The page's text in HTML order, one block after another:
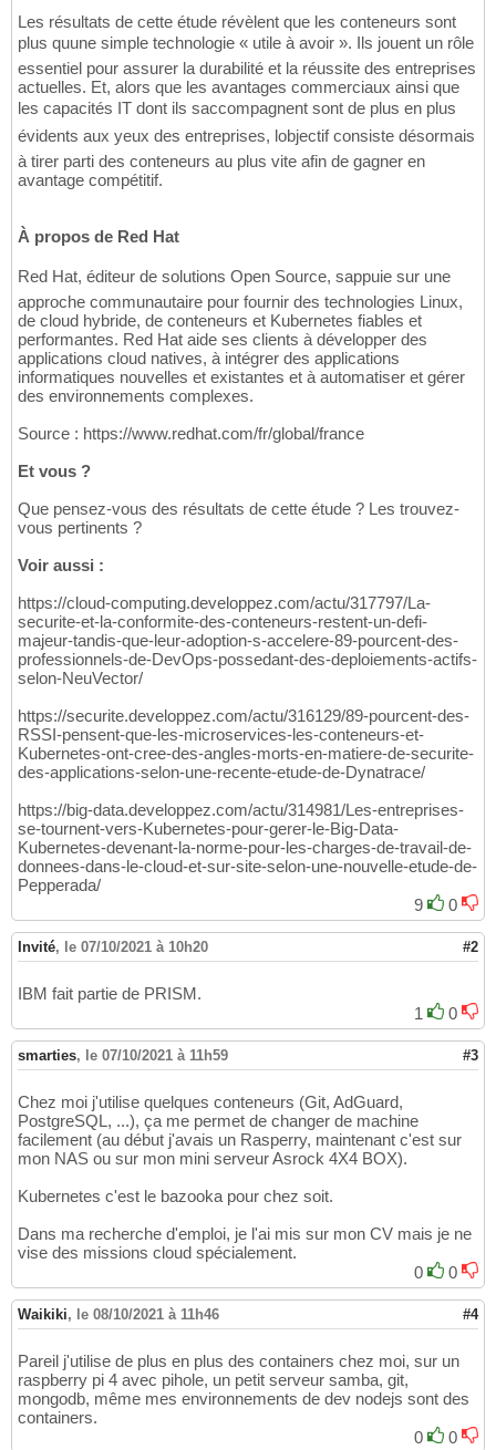
Les résultats de cette étude révèlent que les conteneurs sont
plus quune simple technologie « utile à avoir ». Ils jouent un rôle
essentiel pour assurer la durabilité et la réussite des entreprises
actuelles. Et, alors que les avantages commerciaux ainsi que
les capacités IT dont ils saccompagnent sont de plus en plus
évidents aux yeux des entreprises, lobjectif consiste désormais
à tirer parti des conteneurs au plus vite afin de gagner en
avantage compétitif.
À propos de Red Hat
Red Hat, éditeur de solutions Open Source, sappuie sur une
approche communautaire pour fournir des technologies Linux,
de cloud hybride, de conteneurs et Kubernetes fiables et
performantes. Red Hat aide ses clients à développer des
applications cloud natives, à intégrer des applications
informatiques nouvelles et existantes et à automatiser et gérer
des environnements complexes.
Source : https://www.redhat.com/fr/global/france
Et vous ?
Que pensez-vous des résultats de cette étude ? Les trouvez-
vous pertinents ?
Voir aussi :
https://cloud-computing.developpez.com/actu/317797/La-
securite-et-la-conformite-des-conteneurs-restent-un-defi-
majeur-tandis-que-leur-adoption-s-accelere-89-pourcent-des-
professionnels-de-DevOps-possedant-des-deploiements-actifs-
selon-NeuVector/
https://securite.developpez.com/actu/316129/89-pourcent-des-
RSSI-pensent-que-les-microservices-les-conteneurs-et-
Kubernetes-ont-cree-des-angles-morts-en-matiere-de-securite-
des-applications-selon-une-recente-etude-de-Dynatrace/
https://big-data.developpez.com/actu/314981/Les-entreprises-
se-tournent-vers-Kubernetes-pour-gerer-le-Big-Data-
Kubernetes-devenant-la-norme-pour-les-charges-de-travail-de-
donnees-dans-le-cloud-et-sur-site-selon-une-nouvelle-etude-de-
Pepperada/
9
0
Invité, le 07/10/2021 à 10h20 #2
IBM fait partie de PRISM.
1
0
smarties, le 07/10/2021 à 11h59 #3
Chez moi j'utilise quelques conteneurs (Git, AdGuard,
PostgreSQL, ...), ça me permet de changer de machine
facilement (au début j'avais un Rasperry, maintenant c'est sur
mon NAS ou sur mon mini serveur Asrock 4X4 BOX).
Kubernetes c'est le bazooka pour chez soit.
Dans ma recherche d'emploi, je l'ai mis sur mon CV mais je ne
vise des missions cloud spécialement.
0
0
Waikiki, le 08/10/2021 à 11h46 #4
Pareil j'utilise de plus en plus des containers chez moi, sur un
raspberry pi 4 avec pihole, un petit serveur samba, git,
mongodb, même mes environnements de dev nodejs sont des
containers.
0
0